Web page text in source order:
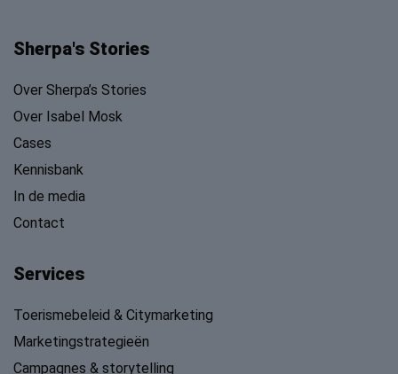
Sherpa's Stories
Over Sherpa’s Stories
Over Isabel Mosk
Cases
Kennisbank
In de media
Contact
Services
Toerismebeleid & Citymarketing
Marketingstrategieën
Campagnes & storytelling